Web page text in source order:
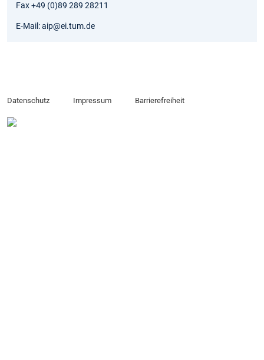
Fax +49 (0)89 289 28211
E-Mail: aip@ei.tum.de
Datenschutz Impressum Barrierefreiheit